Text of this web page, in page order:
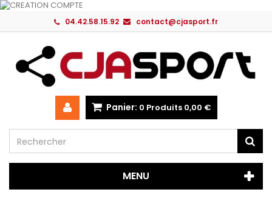
04.42.58.15.92 contact@cjasport.fr
Panier: 0 Produits 0,00 €
MENU